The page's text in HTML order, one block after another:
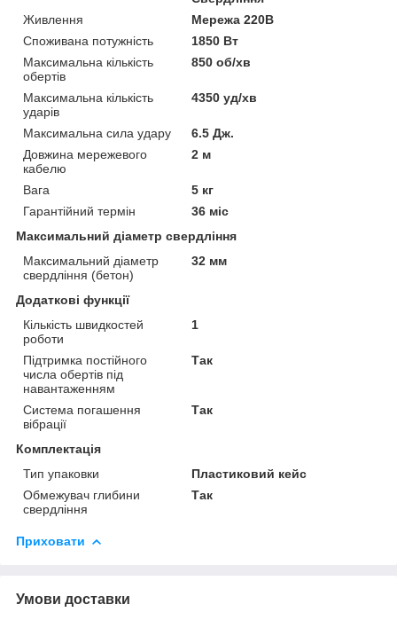
Живлення
Мережа 220В
Споживана потужність
1850 Вт
Максимальна кількість
обертів
850 об/хв
Максимальна кількість
ударів
4350 уд/хв
Максимальна сила удару
6.5 Дж.
Довжина мережевого
кабелю
2 м
Вага
5 кг
Гарантійний термін
36 міс
Максимальний діаметр свердління
Максимальний діаметр
свердління (бетон)
32 мм
Додаткові функції
Кількість швидкостей
роботи
1
Підтримка постійного
числа обертів під
навантаженням
Так
Система погашення
вібрації
Так
Комплектація
Тип упаковки
Пластиковий кейс
Обмежувач глибини
свердління
Так
Приховати
Умови доставки